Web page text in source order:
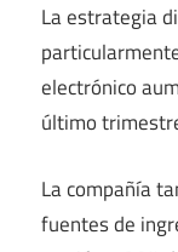
La estrategia
electrónico
último
La compañía
fuentes de